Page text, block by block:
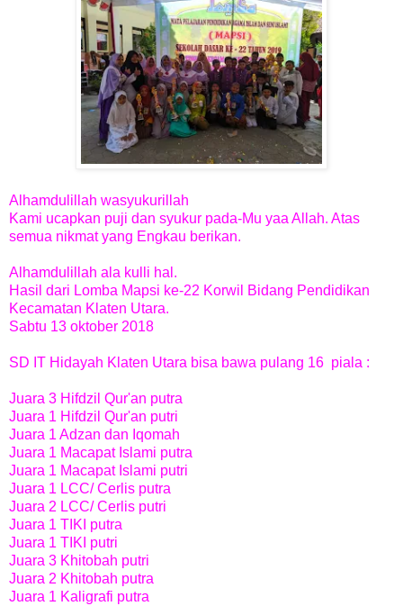
Alhamdulillah wasyukurillah
Kami ucapkan puji dan syukur pada-Mu yaa Allah. Atas
semua nikmat yang Engkau berikan.
Alhamdulillah ala kulli hal.
Hasil dari Lomba Mapsi ke-22 Korwil Bidang Pendidikan
Kecamatan Klaten Utara.
Sabtu 13 oktober 2018
SD IT Hidayah Klaten Utara bisa bawa pulang 16 piala :
Juara 3 Hifdzil Qur'an putra
Juara 1 Hifdzil Qur'an putri
Juara 1 Adzan dan Iqomah
Juara 1 Macapat Islami putra
Juara 1 Macapat Islami putri
Juara 1 LCC/ Cerlis putra
Juara 2 LCC/ Cerlis putri
Juara 1 TIKI putra
Juara 1 TIKI putri
Juara 3 Khitobah putri
Juara 2 Khitobah putra
Juara 1 Kaligrafi putra